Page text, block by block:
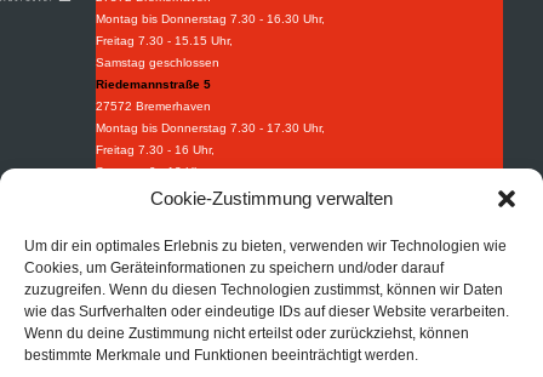
Cookie-Zustimmung verwalten
Um dir ein optimales Erlebnis zu bieten, verwenden wir Technologien wie
Cookies, um Geräteinformationen zu speichern und/oder darauf
zuzugreifen. Wenn du diesen Technologien zustimmst, können wir Daten
wie das Surfverhalten oder eindeutige IDs auf dieser Website verarbeiten.
Wenn du deine Zustimmung nicht erteilst oder zurückziehst, können
bestimmte Merkmale und Funktionen beeinträchtigt werden.
Montag bis Donnerstag 7.30 - 16.30 Uhr,
Freitag 7.30 - 15.15 Uhr,
Samstag geschlossen
Riedemannstraße 5
27572 Bremerhaven
Montag bis Donnerstag 7.30 - 17.30 Uhr,
Freitag 7.30 - 16 Uhr,
Samstag 9 - 13 Uhr
Weidestraße 8-10
Industriebedarf
Tel:+49 (0) 471 97395 0
Fax: +49 (0) 471 97395 95
Mail:info@afi-bhv.de